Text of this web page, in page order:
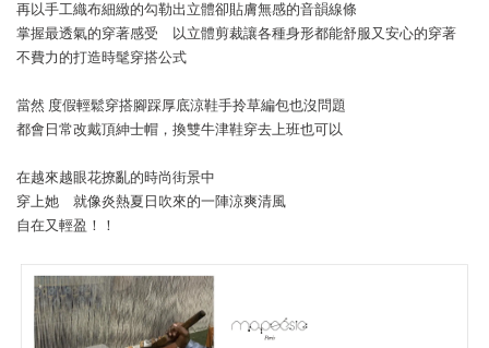
再以手工織布細緻的勾勒出立體卻貼膚無感的音韻線條
掌握最透氣的穿著感受 以立體剪裁讓各種身形都能舒服又安心的穿著
不費力的打造時髦穿搭公式
當然 度假輕鬆穿搭腳踩厚底涼鞋手拎草編包也沒問題
都會日常改戴頂紳士帽，換雙牛津鞋穿去上班也可以
在越來越眼花撩亂的時尚街景中
穿上她 就像炎熱夏日吹來的一陣涼爽清風
自在又輕盈！！